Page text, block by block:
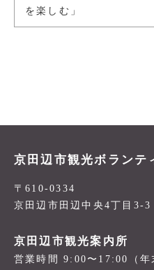
を楽しむ」
京田辺市観光ボランテ
〒610-0334
京田辺市田辺中央4丁目3-
京田辺市観光案内所
営業時間 9:00〜17:00（年